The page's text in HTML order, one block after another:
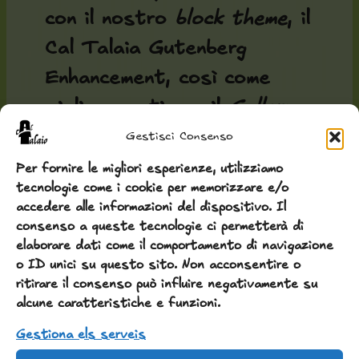
Gestisci Consenso
Per fornire le migliori esperienze, utilizziamo
tecnologie come i cookie per memorizzare e/o
accedere alle informazioni del dispositivo. Il
consenso a queste tecnologie ci permetterà di
elaborare dati come il comportamento di navigazione
o ID unici su questo sito. Non acconsentire o
ritirare il consenso può influire negativamente su
alcune caratteristiche e funzioni.
Gestiona els serveis
con il nostro block theme, il
Cal Talaia Gutenberg
Enhancement, così come
miglioramenti per ilGallery
Block
e ilCarousel Block
Infine abbiamo fatto uno
sforzo titanico per offrire
un plugin completo per
reindirizzare, tradurre e
creare contenuti per più
lingue. Si chiama Lingua